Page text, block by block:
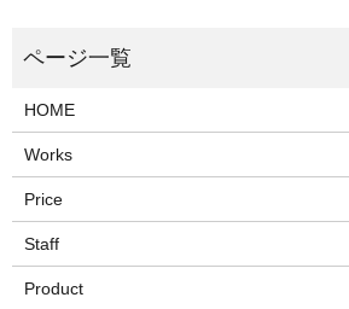
HOME
Works
Price
Staff
Product